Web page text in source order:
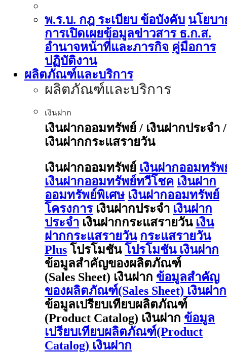
พ.ร.บ. กฎ ระเบียบ ข้อบังคับ นโยบา
การเปิดเผยข้อมูลข่าวสาร ธ.ก.ส.
อำนาจหน้าที่และภารกิจ คู่มือการ
ปฏิบัติงาน
ผลิตภัณฑ์และบริการ
ผลิตภัณฑ์และบริการ
เงินฝาก
เงินฝากออมทรัพย์ / เงินฝากประจำ /
เงินฝากกระแสรายวัน
เงินฝากออมทรัพย์ เงินฝากออมทรัพ
เงินฝากออมทรัพย์ทวีโชค เงินฝาก
ออมทรัพย์พิเศษ เงินฝากออมทรัพย์
โครงการ เงินฝากประจำ เงินฝาก
ประจำ เงินฝากกระแสรายวัน เงิน
ฝากกระแสรายวัน กระแสรายวัน
Plus โปรโมชัน โปรโมชัน เงินฝาก
ข้อมูลสำคัญของผลิตภัณฑ์
(Sales Sheet) เงินฝาก ข้อมูลสำคัญ
ของผลิตภัณฑ์(Sales Sheet) เงินฝาก
ข้อมูลเปรียบเทียบผลิตภัณฑ์
(Product Catalog) เงินฝาก ข้อมูล
เปรียบเทียบผลิตภัณฑ์(Product
Catalog) เงินฝาก